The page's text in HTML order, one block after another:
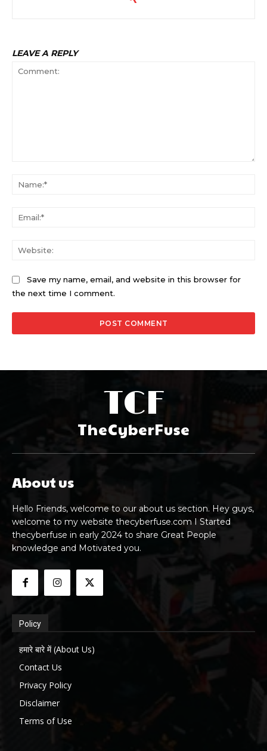
LEAVE A REPLY
Save my name, email, and website in this browser for
the next time I comment.
TCF
TheCyberFuse
About us
Hello Friends, welcome to our about us section. Hey guys,
welcome to my website thecyberfuse.com I Started
thecyberfuse in early 2024 to share Great People
knowledge and Motivated you.
Policy
हमारे बारे में (About Us)
Contact Us
Privacy Policy
Disclaimer
Terms of Use